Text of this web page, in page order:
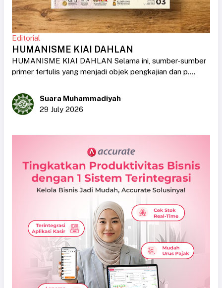
Editorial
HUMANISME KIAI DAHLAN
HUMANISME KIAI DAHLAN Selama ini, sumber-sumber
primer tertulis yang menjadi objek pengkajian dan p....
Suara Muhammadiyah
29 July 2026